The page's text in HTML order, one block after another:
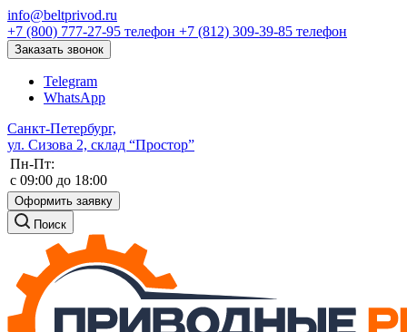
info@beltprivod.ru
+7 (800) 777-27-95 телефон +7 (812) 309-39-85 телефон
Заказать звонок
Telegram
WhatsApp
Санкт-Петербург,
ул. Сизова 2, склад “Простор”
Пн-Пт:
c 09:00 до 18:00
Оформить заявку
Поиск